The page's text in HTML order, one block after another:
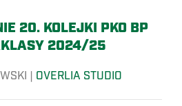
20. KOLEJKI PKO BP
2024/25
| OVERLIA STUDIO